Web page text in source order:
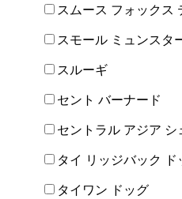
スムース フォックス
スモール ミュンスタ
スルーギ
セント バーナード
セントラル アジア シ
タイ リッジバック ド
タイワン ドッグ